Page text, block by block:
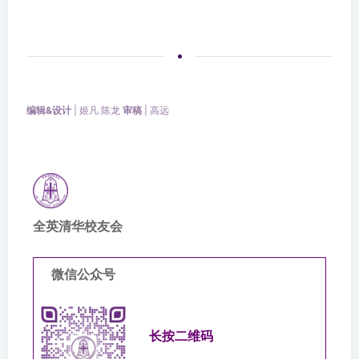
编辑&设计 | 姬凡 陈龙 审稿 | 高远
全英清华校友会
微信公众号
长按二维码